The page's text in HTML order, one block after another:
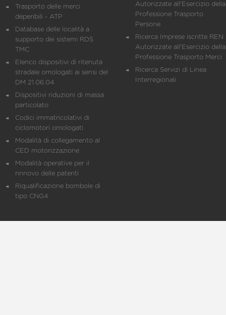
Trasporto delle merci
deperibili - ATP
Database delle località a
supporto dei sistemi RDS
TMC
Elenco dispositivi di ritenuta
stradale omologati ai sensi del
DM 21.06.04
Dispositivi riduzioni di massa
particolato
Codici immatricolativi di
ciclomotori omologati
Modalità di collegamento al
CED motorizzazione
Modalità operative per il
rinnovo delle patenti
Riqualificazione bombole di
tipo CNG4
Autorizzate all'Esercizio della
Professione Trasporto
Persone
Ricerca Imprese iscritte REN
Autorizzate all'Esercizio della
Professione Trasporto Merci
Ricerca Servizi di Linea
Interregionali